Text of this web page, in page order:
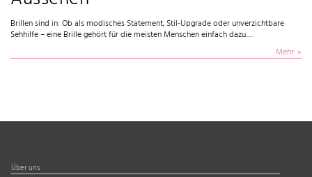
Brillen sind in: Ob als modisches Statement, Stil-Upgrade oder unverzichtbare
Sehhilfe – eine Brille gehört für die meisten Menschen einfach dazu.…
Mehr
Über uns